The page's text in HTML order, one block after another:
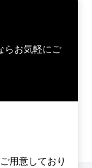
らお気軽にご
用意しており